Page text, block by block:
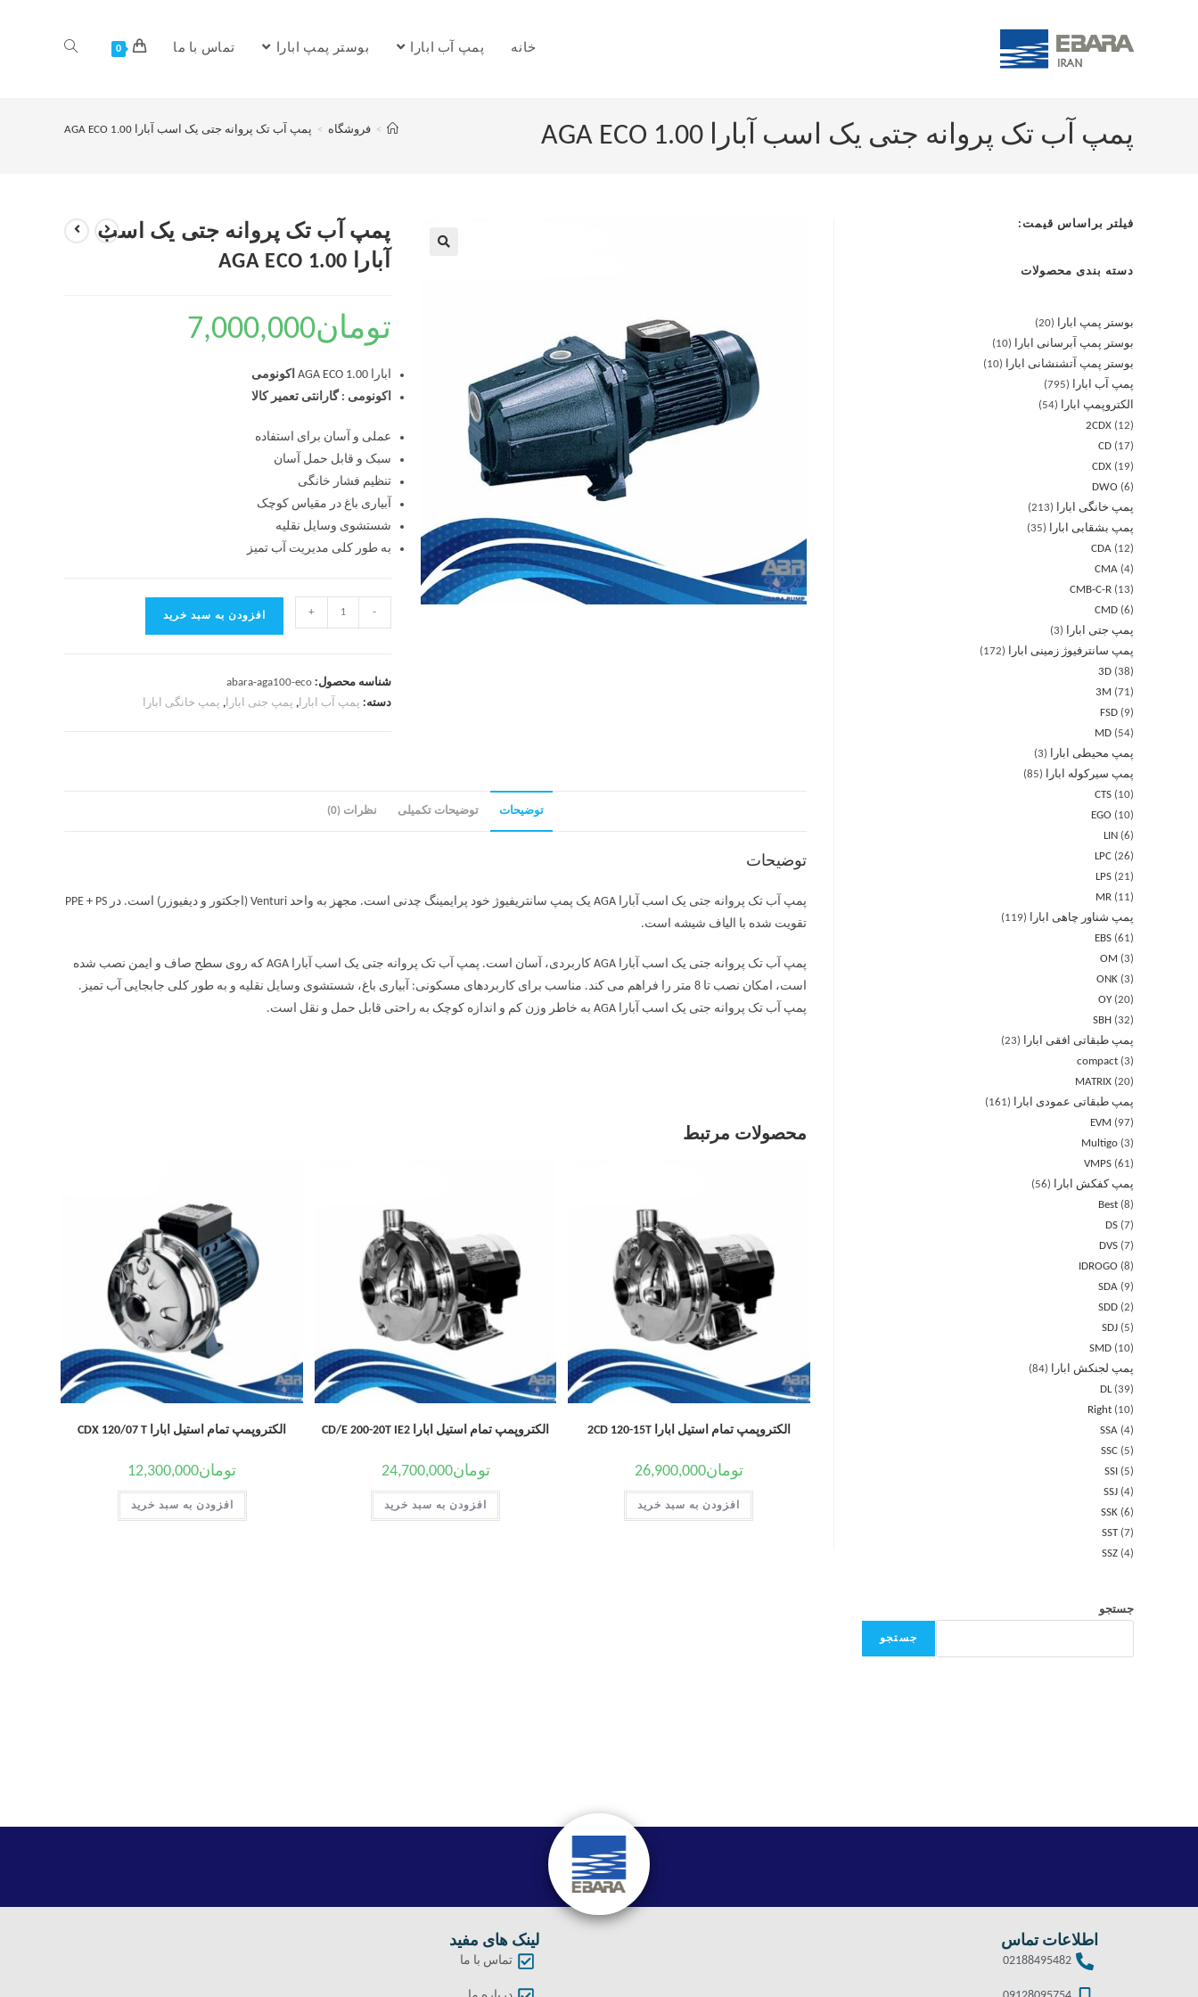
خانه پمپ آب ابارا بوستر پمپ ابارا تماس با ما 0
پمپ آب تک پروانه جتی یک اسب آبارا AGA ECO 1.00 > فروشگاه > پمپ آب تک پروانه جتی یک اسب آبارا AGA ECO 1.00
پمپ آب تک پروانه جتی یک اسب
آبارا AGA ECO 1.00
تومان7,000,000
ابارا AGA ECO 1.00
اکونومی
اکونومی : گارانتی تعمیر کالا
عملی و آسان برای استفاده
سبک و قابل حمل آسان
تنظیم فشار خانگی
آبیاری باغ در مقیاس کوچک
شستشوی وسایل نقلیه
به طور کلی مدیریت آب تمیز
-
+ افزودن به سبد خرید
شناسه محصول:abara-aga100-eco
دسته: پمپ آب ابارا, پمپ جتی ابارا, پمپ خانگی ابارا
توضیحات توضیحات تکمیلی نظرات (0)
توضیحات
پمپ آب تک پروانه جتی یک اسب آبارا AGA یک پمپ سانتریفیوژ خود پرایمینگ چدنی است. مجهز به واحد Venturi (اجکتور و دیفیوزر) است. در PPE + PS
تقویت شده با الیاف شیشه است.
پمپ آب تک پروانه جتی یک اسب آبارا AGA کاربردی، آسان است. پمپ آب تک پروانه جتی یک اسب آبارا AGA که روی سطح صاف و ایمن نصب شده
است، امکان نصب تا 8 متر را فراهم می کند. مناسب برای کاربردهای مسکونی: آبیاری باغ، شستشوی وسایل نقلیه و به طور کلی جابجایی آب تمیز.
پمپ آب تک پروانه جتی یک اسب آبارا AGA به خاطر وزن کم و اندازه کوچک به راحتی قابل حمل و نقل است.
محصولات مرتبط
الکتروپمپ تمام استیل ابارا 2CD 120-15T
تومان26,900,000
افزودن به سبد خرید
الکتروپمپ تمام استیل ابارا CD/E 200-20T IE2
تومان24,700,000
افزودن به سبد خرید
الکتروپمپ تمام استیل ابارا CDX 120/07 T
تومان12,300,000
افزودن به سبد خرید
فیلتر براساس قیمت:
دسته بندی محصولات
بوستر پمپ ابارا
20
بوستر پمپ آبرسانی ابارا
10
بوستر پمپ آتشنشانی ابارا
10
پمپ آب ابارا
795
الکتروپمپ ابارا
54
2CDX
12
CD
17
CDX
19
DWO
6
پمپ خانگی ابارا
213
پمپ بشقابی ابارا
35
CDA
12
CMA 4
CMB-C-R
13
CMD 6
پمپ جتی ابارا
3
پمپ سانترفیوژ زمینی ابارا
172
3D 38
3M
71
FSD
9
MD
54
پمپ محیطی ابارا
3
پمپ سیرکوله ابارا
85
CTS
10
EGO
10
LIN 6
LPC 26
LPS 21
MR
11
پمپ شناور چاهی ابارا
119
EBS 61
OM
3
ONK 3
OY 20
SBH 32
پمپ طبقاتی افقی ابارا
23
compact 3
MATRIX 20
پمپ طبقاتی عمودی ابارا
161
EVM
97
Multigo 3
VMPS 61
پمپ کفکش ابارا
56
Best 8
DS 7
DVS 7
IDROGO
8
SDA
9
SDD 2
SDJ
5
SMD
10
پمپ لجنکش ابارا
84
DL 39
Right
10
SSA 4
SSC
5
SSI
5
SSJ 4
SSK 6
SST 7
SSZ 4
جستجو
جستجو
اطلاعات تماس
02188495482
لینک های مفید
تماس با ما